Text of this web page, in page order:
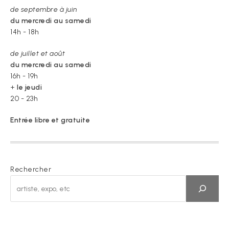
de septembre à juin
du mercredi au samedi
14h - 18h
de juillet et août
du mercredi au samedi
16h - 19h
+ le jeudi
20 - 23h
Entrée libre et gratuite
Rechercher